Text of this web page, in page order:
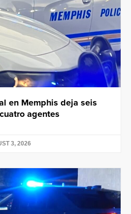
en Memphis deja seis
agentes
3, 2026